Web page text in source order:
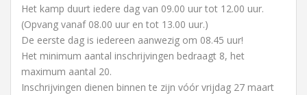
Het kamp duurt iedere dag van 09.00 uur tot 12.00 uur.
(Opvang vanaf 08.00 uur en tot 13.00 uur.)
De eerste dag is iedereen aanwezig om 08.45 uur!
Het minimum aantal inschrijvingen bedraagt 8, het
maximum aantal 20.
Inschrijvingen dienen binnen te zijn vóór vrijdag 27 maart